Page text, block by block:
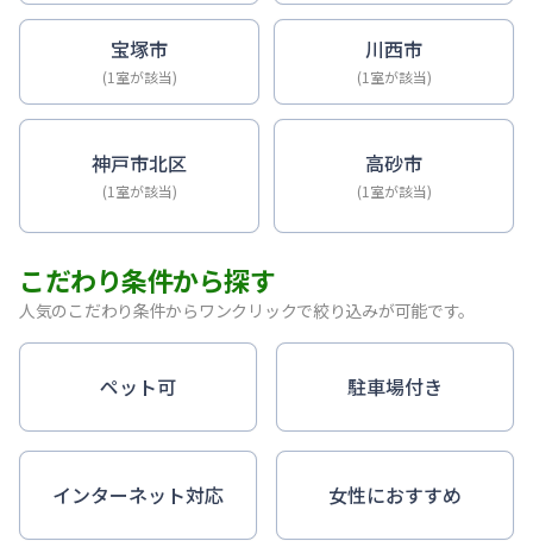
宝塚市
(1室が該当)
川西市
(1室が該当)
神戸市北区
(1室が該当)
高砂市
(1室が該当)
こだわり条件から探す
人気のこだわり条件からワンクリックで絞り込みが可能です。
ペット可 駐車場付き
インターネット対応 女性におすすめ